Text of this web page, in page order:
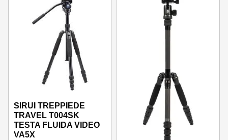
SIRUI TREPPIEDE
TRAVEL T004SK
TESTA FLUIDA VIDEO
VA5X